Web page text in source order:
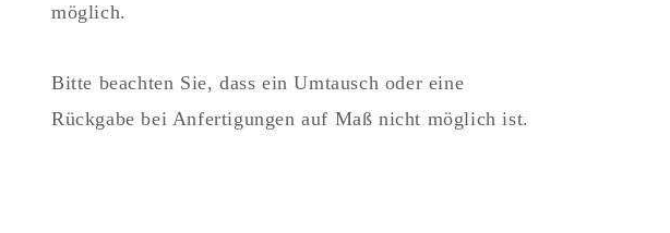
möglich.
Bitte beachten Sie, dass ein Umtausch oder eine
Rückgabe bei Anfertigungen auf Maß nicht möglich ist.